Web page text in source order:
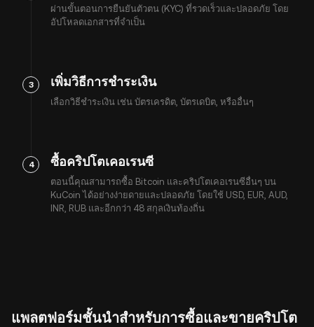
ผ่านขั้นตอนการยืนยันตัวตน (KYC) ที่รวดเร็วและปลอดภัย โดย
อัปโหลดเอกสารที่จำเป็น
3 เพิ่มวิธีการชำระเงิน
เลือกวิธีชำระเงิน เช่น บัตรเครดิต, บัตรเดบิต, หรืออื่นๆ
4 ซื้อคริปโตเคอเรนซี
ตอนนี้คุณสามารถซื้อ Bitcoin และคริปโตเคอเรนซีอื่นๆ บน
KuCoin ได้อย่างง่ายดายและปลอดภัย โดยใช้ USD, EUR, AUD,
INR, RUB และอีกกว่า 48 สกุลเงินท้องถิ่น
แพลตฟอร์มชั้นนำสำหรับการซื้อและขายคริปโต